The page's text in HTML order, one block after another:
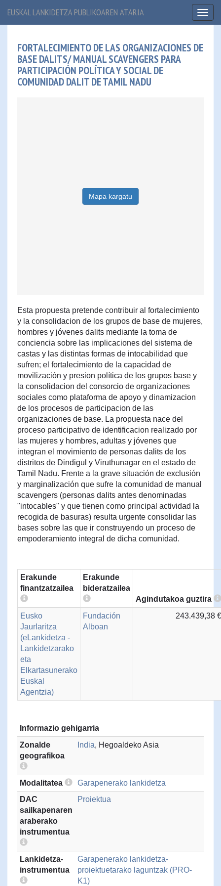
EUSKAL LANKIDETZA PUBLIKOAREN ATARIA
FORTALECIMIENTO DE LAS ORGANIZACIONES DE
BASE DALITS/ MANUAL SCAVENGERS PARA
PARTICIPACIÓN POLÍTICA Y SOCIAL DE
COMUNIDAD DALIT DE TAMIL NADU
Mapa kargatu
Esta propuesta pretende contribuir al fortalecimiento
y la consolidacion de los grupos de base de mujeres,
hombres y jóvenes dalits mediante la toma de
conciencia sobre las implicaciones del sistema de
castas y las distintas formas de intocabilidad que
sufren; el fortalecimiento de la capacidad de
movilización y presion política de los grupos base y
la consolidacion del consorcio de organizaciones
sociales como plataforma de apoyo y dinamizacion
de los procesos de participacion de las
organizaciones de base. La propuesta nace del
proceso participativo de identificacion realizado por
las mujeres y hombres, adultas y jóvenes que
integran el movimiento de personas dalits de los
distritos de Dindigul y Viruthunagar en el estado de
Tamil Nadu. Frente a la grave situación de exclusión
y marginalización que sufre la comunidad de manual
scavengers (personas dalits antes denominadas
"intocables" y que tienen como principal actividad la
recogida de basuras) resulta urgente consolidar las
bases sobre las que ir construyendo un proceso de
empoderamiento integral de dicha comunidad.
Erakunde
finantzatzailea
Erakunde
bideratzailea
Agindutakoa guztira
Eusko
Jaurlaritza
(eLankidetza -
Lankidetzarako
eta
Elkartasunerako
Euskal
Agentzia)
Fundación
Alboan
243.439,38 €
Informazio gehigarria
Zonalde
geografikoa
India, Hegoaldeko Asia
Modalitatea
Garapenerako lankidetza
DAC
sailkapenaren
araberako
instrumentua
Proiektua
Lankidetza-
instrumentua
Garapenerako lankidetza-
proiektuetarako laguntzak (PRO-
K1)